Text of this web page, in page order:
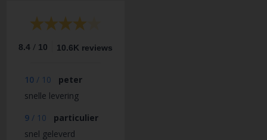
8.4 / 10 10.6K reviews
10 / 10
peter
snelle levering
9 / 10
particulier
snel geleverd